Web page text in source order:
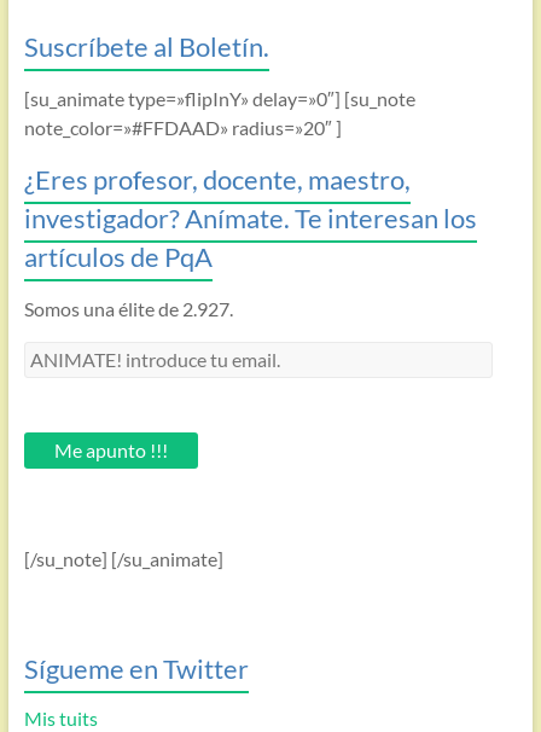
Suscríbete al Boletín.
[su_animate type=»flipInY» delay=»0″] [su_note
note_color=»#FFDAAD» radius=»20″ ]
¿Eres profesor, docente, maestro,
investigador? Anímate. Te interesan los
artículos de PqA
Somos una élite de 2.927.
ANIMATE!
email.Me apunto !!!
[/su_note] [/su_animate]
Sígueme en Twitter
Mis tuits